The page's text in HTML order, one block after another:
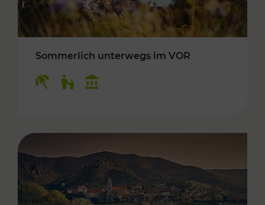
Sommerlich unterwegs im VOR